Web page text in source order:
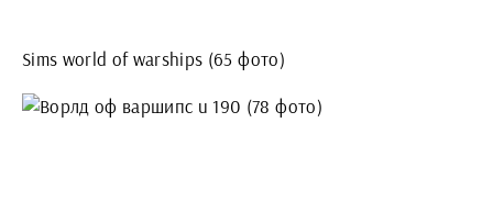
Sims world of warships (65 фото)